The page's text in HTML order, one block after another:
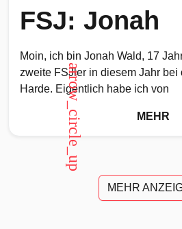
FSJ: Jonah
Moin, ich bin Jonah Wald, 17
zweite FSJler in diesem Jahr bei
Harde. Eigentlich habe ich von
arrow_circle_up MEHR
MEHR